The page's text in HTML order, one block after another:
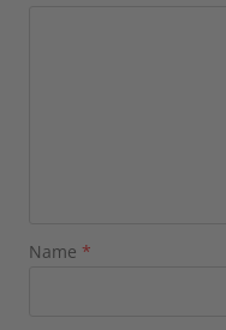
Name *